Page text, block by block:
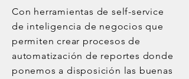
Con herramientas de self-service
de inteligencia de negocios que
permiten crear procesos de
automatización de reportes donde
ponemos a disposición las buenas